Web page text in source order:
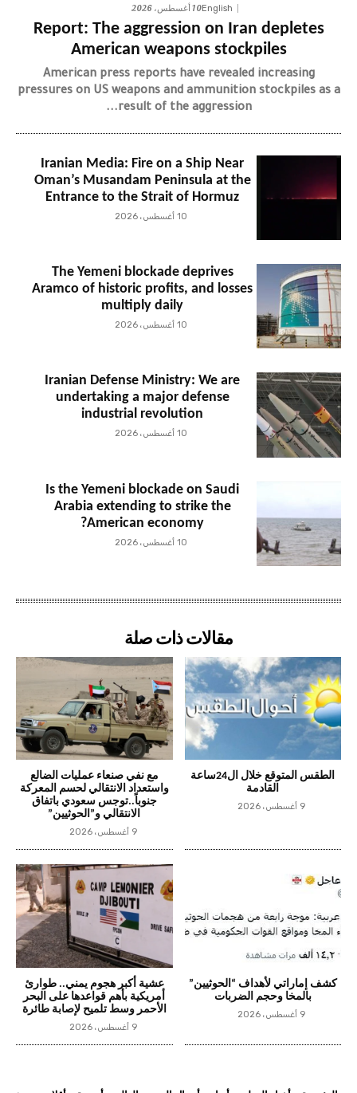
English10 أغسطس، 2026
Report: The aggression on Iran depletes
American weapons stockpiles
American press reports have revealed increasing
pressures on US weapons and ammunition stockpiles as a
result of the aggression...
Iranian Media: Fire on a Ship Near
Oman’s Musandam Peninsula at the
Entrance to the Strait of Hormuz
10 أغسطس، 2026
The Yemeni blockade deprives
Aramco of historic profits, and losses
multiply daily
10 أغسطس، 2026
Iranian Defense Ministry: We are
undertaking a major defense
industrial revolution
10 أغسطس، 2026
Is the Yemeni blockade on Saudi
Arabia extending to strike the
American economy?
10 أغسطس، 2026
مقالات ذات صلة
الطقس المتوقع خلال ال24ساعة
القادمة
9 أغسطس، 2026
مع نفي صنعاء عمليات الضالع
واستعداد الانتقالي لحسم المعركة
جنوباً..توجس سعودي باتفاق
الانتقالي و”الحوثيين”
9 أغسطس، 2026
كشف إماراتي لأهداف “الحوثيين”
بالمخا وحجم الضربات
9 أغسطس، 2026
عشية أكبر هجوم يمني.. طوارئ
أمريكية بأهم قواعدها على البحر
الأحمر وسط تلميح لإصابة طائرة
9 أغسطس، 2026